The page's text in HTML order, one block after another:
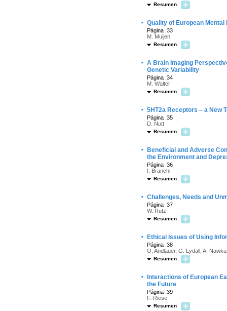
Resumen
· Quality of European
Página :33
M. Muijen
Resumen
· A Brain Imaging
Genetic Variability
Página :34
M. Walter
Resumen
· 5HT2a Receptors – a New
Página :35
D. Nutt
Resumen
·
Beneficial and Adverse
the Environment and
Página :36
I. Branchi
Resumen
· Challenges, Needs and
Página :37
W. Rutz
Resumen
· Ethical Issues of Using
Página :38
O. Andlauer, G. Lydall, A.
Resumen
·
Interactions of European
the Future
Página :39
F. Riese
Resumen